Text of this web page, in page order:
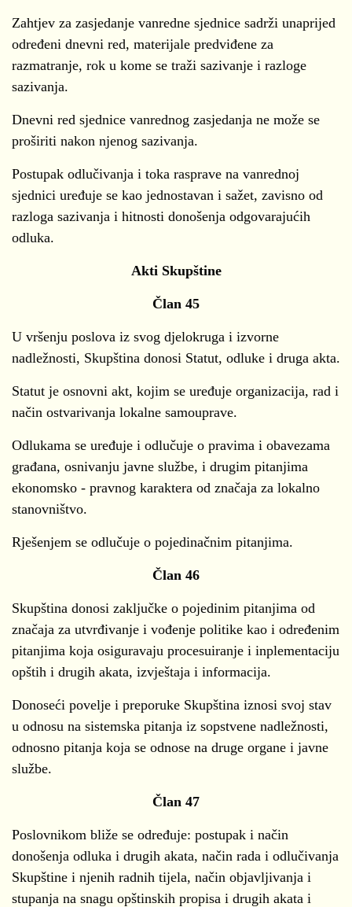
Zahtjev za zasjedanje vanredne sjednice sadrži unaprijed
određeni dnevni red, materijale predviđene za
razmatranje, rok u kome se traži sazivanje i razloge
sazivanja.
Dnevni red sjednice vanrednog zasjedanja ne može se
proširiti nakon njenog sazivanja.
Postupak odlučivanja i toka rasprave na vanrednoj
sjednici uređuje se kao jednostavan i sažet, zavisno od
razloga sazivanja i hitnosti donošenja odgovarajućih
odluka.
Akti Skupštine
Član 45
U vršenju poslova iz svog djelokruga i izvorne
nadležnosti, Skupština donosi Statut, odluke i druga akta.
Statut je osnovni akt, kojim se uređuje organizacija, rad i
način ostvarivanja lokalne samouprave.
Odlukama se uređuje i odlučuje o pravima i obavezama
građana, osnivanju javne službe, i drugim pitanjima
ekonomsko - pravnog karaktera od značaja za lokalno
stanovništvo.
Rješenjem se odlučuje o pojedinačnim pitanjima.
Član 46
Skupština donosi zaključke o pojedinim pitanjima od
značaja za utvrđivanje i vođenje politike kao i određenim
pitanjima koja osiguravaju procesuiranje i inplementaciju
opštih i drugih akata, izvještaja i informacija.
Donoseći povelje i preporuke Skupština iznosi svoj stav
u odnosu na sistemska pitanja iz sopstvene nadležnosti,
odnosno pitanja koja se odnose na druge organe i javne
službe.
Član 47
Poslovnikom bliže se određuje: postupak i način
donošenja odluka i drugih akata, način rada i odlučivanja
Skupštine i njenih radnih tijela, način objavljivanja i
stupanja na snagu opštinskih propisa i drugih akata i